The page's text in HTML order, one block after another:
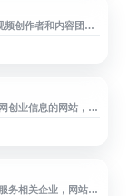
创作者和内容团
Shorts、
能，帮助用户提升
创业信息的网站，主
内容。网站强调筛选
创业机会的用户，提
务相关企业，网站展